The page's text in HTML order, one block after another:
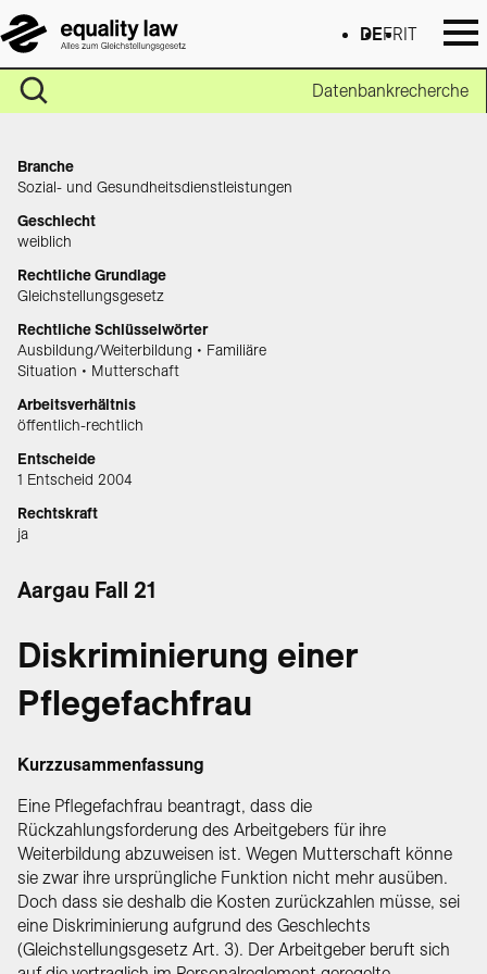
DEFR IT
Datenbankrecherche
Branche
Sozial- und Gesundheitsdienstleistungen
Geschlecht
weiblich
Rechtliche Grundlage
Gleichstellungsgesetz
Rechtliche Schlüsselwörter
Ausbildung/Weiterbildung • Familiäre
Situation • Mutterschaft
Arbeitsverhältnis
öffentlich-rechtlich
Entscheide
1 Entscheid 2004
Rechtskraft
ja
Aargau Fall 21
Diskriminierung einer
Pflegefachfrau
Kurzzusammenfassung
Eine Pflegefachfrau beantragt, dass die
Rückzahlungsforderung des Arbeitgebers für ihre
Weiterbildung abzuweisen ist. Wegen Mutterschaft könne
sie zwar ihre ursprüngliche Funktion nicht mehr ausüben.
Doch dass sie deshalb die Kosten zurückzahlen müsse, sei
eine Diskriminierung aufgrund des Geschlechts
(Gleichstellungsgesetz Art. 3). Der Arbeitgeber beruft sich